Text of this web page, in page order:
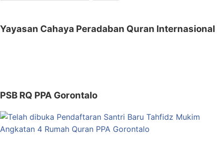
Yayasan Cahaya Peradaban Quran Internasional
PSB RQ PPA Gorontalo